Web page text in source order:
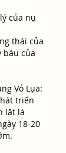
của nụ
thái của
báu của
Vỏ Lụa:
triển
lặt lá
18-20